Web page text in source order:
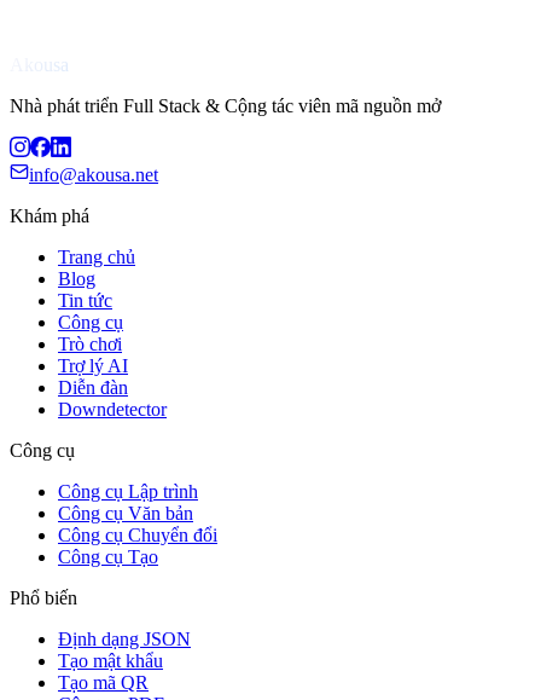
Akousa
Nhà phát triển Full Stack & Cộng tác viên mã nguồn mở
info@akousa.net
Khám phá
Trang chủ
Blog
Tin tức
Công cụ
Trò chơi
Trợ lý AI
Diễn đàn
Downdetector
Công cụ
Công cụ Lập trình
Công cụ Văn bản
Công cụ Chuyển đổi
Công cụ Tạo
Phổ biến
Định dạng JSON
Tạo mật khẩu
Tạo mã QR